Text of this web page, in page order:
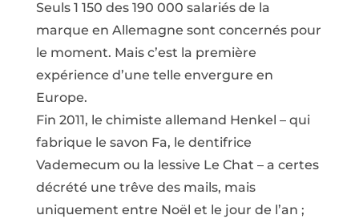
Seuls 1 150 des 190 000 salariés de la
marque en Allemagne sont concernés pour
le moment. Mais c’est la première
expérience d’une telle envergure en
Europe.
Fin 2011, le chimiste allemand Henkel – qui
fabrique le savon Fa, le dentifrice
Vademecum ou la lessive Le Chat – a certes
décrété une trêve des mails, mais
uniquement entre Noël et le jour de l’an ;